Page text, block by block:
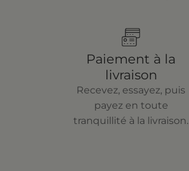
Paiement à la
livraison
Recevez, essayez, puis
payez en toute
tranquillité à la livraison.